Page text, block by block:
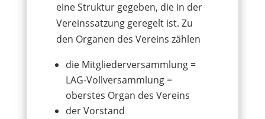
eine Struktur gegeben, die in der
Vereinssatzung geregelt ist. Zu
den Organen des Vereins zählen
die Mitgliederversammlung =
LAG-Vollversammlung =
oberstes Organ des Vereins
der Vorstand